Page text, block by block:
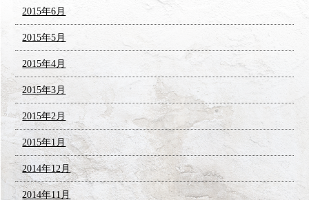
2015年6月
2015年5月
2015年4月
2015年3月
2015年2月
2015年1月
2014年12月
2014年11月